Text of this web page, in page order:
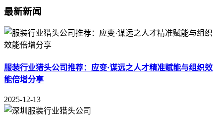
最新新闻
服装行业猎头公司推荐：应变·谋远之人才精准赋能与组织效
能倍增分享
2025-12-13